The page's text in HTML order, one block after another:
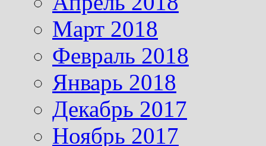
Март 2018
Февраль 2018
Январь 2018
Декабрь 2017
Ноябрь 2017